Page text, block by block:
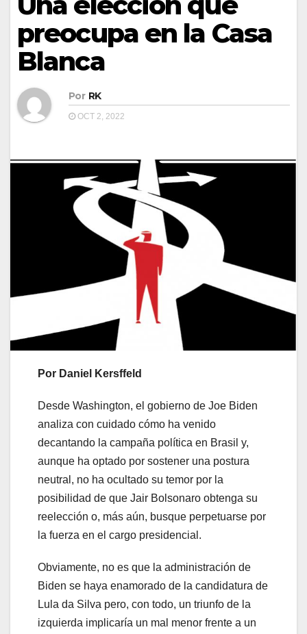
preocupa en la Casa
Blanca
Por RK
OCT 2, 2022
Por Daniel Kersffeld
Desde Washington, el gobierno de Joe Biden
analiza con cuidado cómo ha venido
decantando la campaña política en Brasil y,
aunque ha optado por sostener una postura
neutral, no ha ocultado su temor por la
posibilidad de que Jair Bolsonaro obtenga su
reelección o, más aún, busque perpetuarse por
la fuerza en el cargo presidencial.
Obviamente, no es que la administración de
Biden se haya enamorado de la candidatura de
Lula da Silva pero, con todo, un triunfo de la
izquierda implicaría un mal menor frente a un